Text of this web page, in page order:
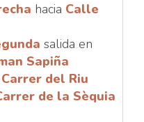
hacia Calle
salida en
Sapiña
Carrer del Riu
de la Sèquia